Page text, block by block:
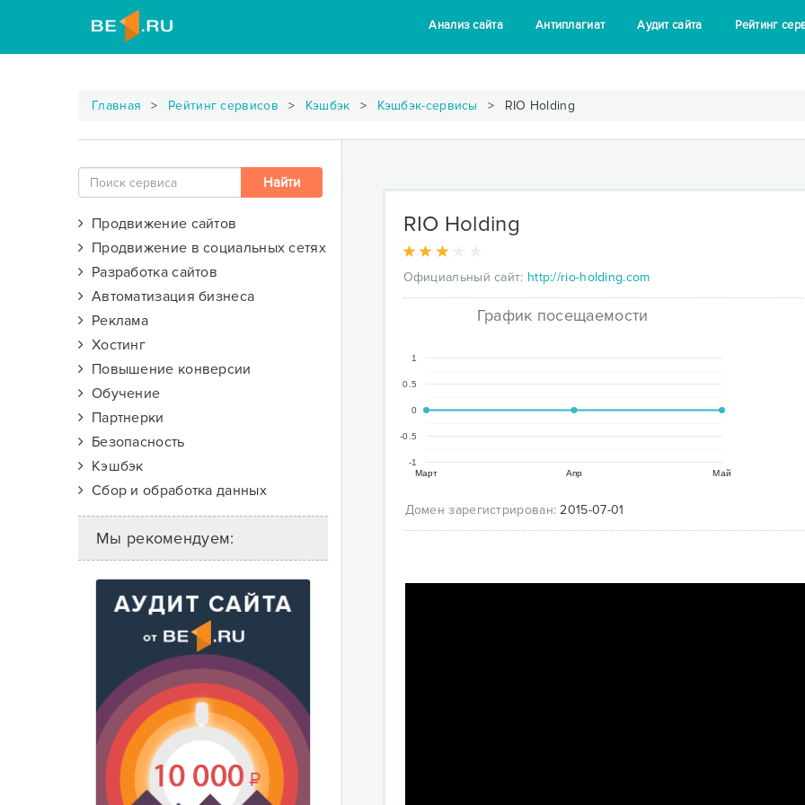
Анализ сайта Антиплагиат Аудит сайта Рейтинг
Главная Рейтинг сервисов Кэшбэк Кэшбэк-сервисы RIO Holding
Продвижение сайтов
Продвижение в социальных сетях
Разработка сайтов
Автоматизация бизнеса
Реклама
Хостинг
Повышение конверсии
Обучение
Партнерки
Безопасность
Кэшбэк
Сбор и обработка данных
Мы рекомендуем:
RIO Holding
Официальный сайт: http://rio-holding.com
График посещаемости
Март Апр Май
-1
-0.5
0
0.5
1
Домен зарегистрирован: 2015-07-01